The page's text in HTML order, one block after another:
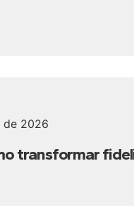
de 2026
transformar